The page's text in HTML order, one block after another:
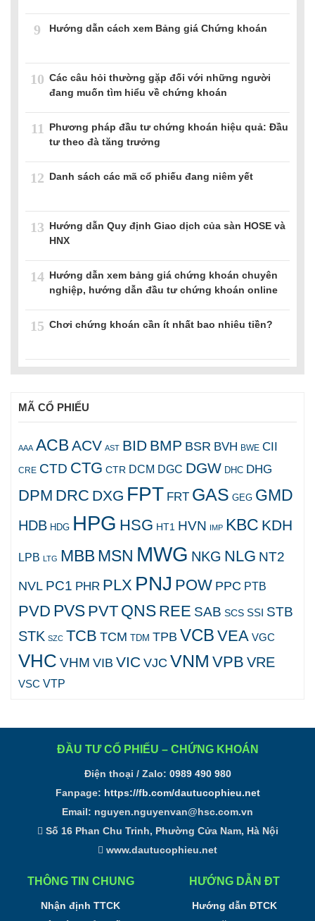
9 Hướng dẫn cách xem Bảng giá Chứng khoán
10 Các câu hỏi thường gặp đối với những người
đang muốn tìm hiểu về chứng khoán
11
Phương pháp đầu tư chứng khoán hiệu quả: Đầu
tư theo đà tăng trưởng
12 Danh sách các mã cổ phiếu đang niêm yết
13 Hướng dẫn Quy định Giao dịch của sàn HOSE và
HNX
14 Hướng dẫn xem bảng giá chứng khoán chuyên
nghiệp, hướng dẫn đầu tư chứng khoán online
15 Chơi chứng khoán cần ít nhất bao nhiêu tiền?
MÃ CỔ PHIẾU
AAA ACBACV AST BID BMP BSR BVH BWE CII
CRE CTD CTG CTR DCM DGC DGW DHC DHG
DPM DRC DXG FPT FRT GAS GEG GMD
HDB HDG HPG HSG HT1 HVN IMP KBC KDH
LPB LTG MBBMSN MWG NKG NLG NT2
NVL PC1 PHR PLX PNJ POW PPC PTB
PVD PVS PVT QNS REE SAB SCS SSI STB
STK SZC TCB TCM TDM TPB VCB VEA VGC
VHC VHM VIB VICVJC VNM VPB VRE
VSC VTP
ĐẦU TƯ CỔ PHIẾU – CHỨNG KHOÁN
Điện thoại / Zalo: 0989 490 980
Fanpage: https://fb.com/dautucophieu.net
Email: nguyen.nguyenvan@hsc.com.vn
Số 16 Phan Chu Trinh, Phường Cửa Nam, Hà Nội
www.dautucophieu.net
THÔNG TIN CHUNG
Nhận định TTCK
HƯỚNG DẪN ĐT
Hướng dẫn ĐTCK